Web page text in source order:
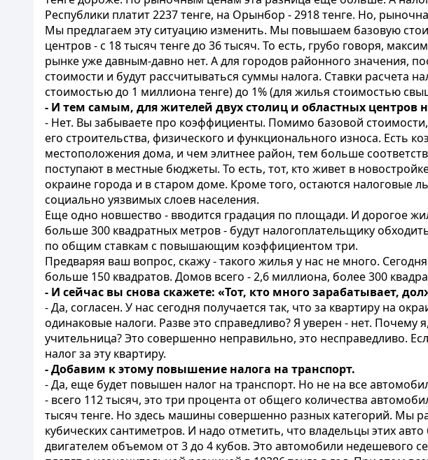
Республики платит 2237 тенге, на Орынбор - 2918 тенге. Но,
Мы предлагаем эту ситуацию изменить. Мы повышаем базовую
центров - с 18 тысяч тенге до 36 тысяч. То есть, грубо говоря,
рынке уже давным-давно нет. А для городов районного значения,
стоимости и будут рассчитываться суммы налога. Ставки
стоимостью до 1 миллиона тенге) до 1% (для жилья стоимостью
- И тем самым, для жителей двух столиц и областных центров
- Нет. Вы забываете про коэффициенты. Помимо базовой
его строительства, физического и функционального износа.
местоположения дома, и чем элитнее район, тем больше
поступают в местные бюджеты. То есть, тот, кто живет в
окраине города и в старом доме. Кроме того, остаются налоговые
социально уязвимых слоев населения.
Еще одно новшество - вводится градация по площади. И дорогое
больше 300 квадратных метров - будут налогоплательщику
по общим ставкам с повышающим коэффициентом три.
Предваряя ваш вопрос, скажу - такого жилья у нас не много.
больше 150 квадратов. Домов всего - 2,6 миллиона, более 300
- И сейчас вы снова скажете: «Тот, кто много зарабатывает,
- Да, согласен. У нас сегодня получается так, что за квартиру на
одинаковые налоги. Разве это справедливо? Я уверен - нет.
учительница? Это совершенно неправильно, это несправедливо.
налог за эту квартиру.
- Добавим к этому повышение налога на транспорт.
- Да, еще будет повышен налог на транспорт. Но не на все
- всего 112 тысяч, это три процента от общего количества
тысяч тенге. Но здесь машины совершенно разных категорий. Мы
кубических сантиметров. И надо отметить, что владельцы этих
двигателем объемом от 3 до 4 кубов. Это автомобили недешевого